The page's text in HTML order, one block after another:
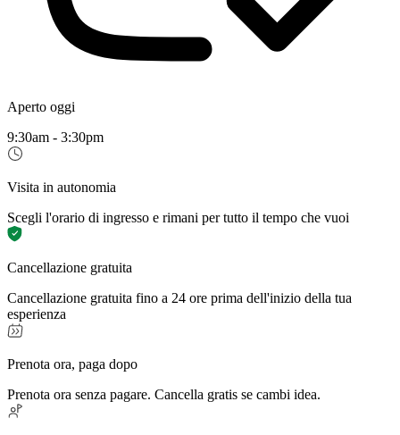
Aperto oggi
9:30am - 3:30pm
Visita in autonomia
Scegli l'orario di ingresso e rimani per tutto il tempo che vuoi
Cancellazione gratuita
Cancellazione gratuita fino a 24 ore prima dell'inizio della tua
esperienza
Prenota ora, paga dopo
Prenota ora senza pagare. Cancella gratis se cambi idea.